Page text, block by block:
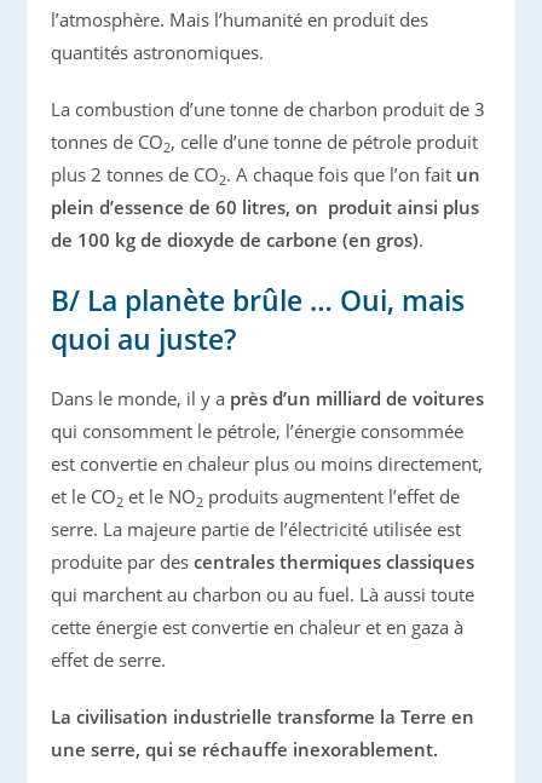
l’atmosphère. Mais l’humanité en produit des
quantités astronomiques.
La combustion d’une tonne de charbon produit de 3
tonnes de CO2, celle d’une tonne de pétrole produit
plus 2 tonnes de CO2. A chaque fois que l’on fait un
plein d’essence de 60 litres, on produit ainsi plus
de 100 kg de dioxyde de carbone (en gros).
B/ La planète brûle … Oui, mais
quoi au juste?
Dans le monde, il y a près d’un milliard de voitures
qui consomment le pétrole, l’énergie consommée
est convertie en chaleur plus ou moins directement,
et le CO2 et le NO2 produits augmentent l’effet de
serre. La majeure partie de l’électricité utilisée est
produite par descentrales thermiques classiques
qui marchent au charbon ou au fuel. Là aussi toute
cette énergie est convertie en chaleur et en gaza à
effet de serre.
La civilisation industrielle transforme la Terre en
une serre, qui se réchauffe inexorablement.